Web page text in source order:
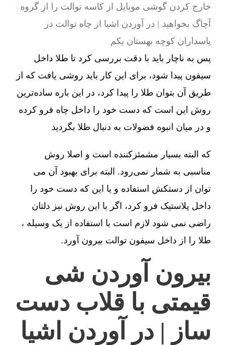
خارج کردن گوشی موبایل از کاسه توالت را از گروه
آچاگ بخواهید | در آوردن اشیا از چاه توالت در
پاسداران کوچه بهستان یکم
پس به ناچار باید با دقت بررسی کرد تا طلا داخل
سیفون پیدا شود، برای این کار باید روشی یافت که از
طریق آن بتوان طلا را پیدا کرد، در این باره ساده‌ترین
روش این است که دست خود را داخل چاه فرو کرده
و در میان انبوه فضولات به دنبال طلا بگردید
که البته بسیار مشمئزکننده است و اصلا روش
مناسبی به شمار نمی‌رود. البته برای بهبود آن می
توان از دستکش استفاده و یا این که دست خود را
داخل پلاستیک فرو کرد، اگر با این روش نیز دلتان
راضی نمی شود لازم است با استفاده از یک وسیله ،
طلا را از داخل سیفون توالت بیرون آورد.
بیرون آوردن شی
قیمتی با قلاب دست
ساز | در آوردن اشیا